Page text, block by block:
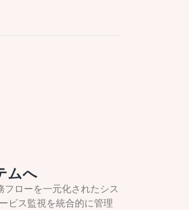
ムへ
ローを一元化されたシス
ビス監視を統合的に管理